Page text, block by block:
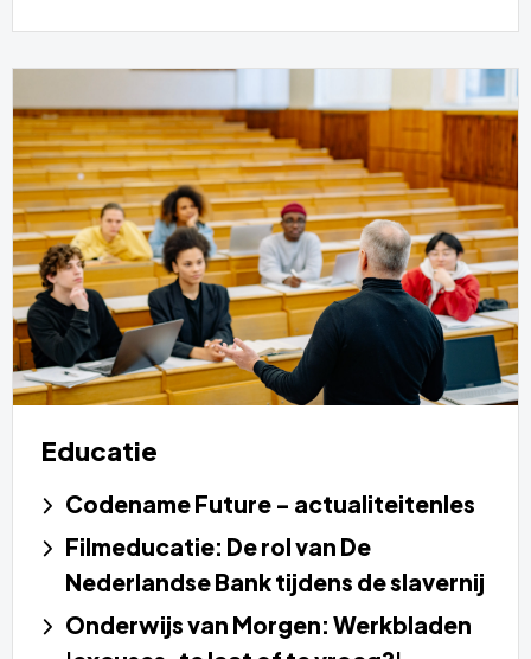
Educatie
Codename Future - actualiteitenles
Filmeducatie: De rol van De
Nederlandse Bank tijdens de slavernij
Onderwijs van Morgen: Werkbladen